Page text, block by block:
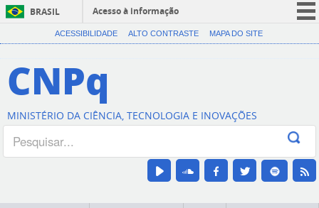
BRASIL
Acesso à informação
CORONAVÍRUS (COVID-19)
Canais
ACESSIBILIDADE ALTO CONTRASTE MAPA DO SITE
CNPq
MINISTÉRIO DA CIÊNCIA, TECNOLOGIA E INOVAÇÕES